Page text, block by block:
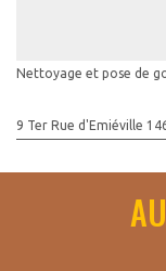
Nettoyage et pose de
9 Ter Rue d'Emiéville